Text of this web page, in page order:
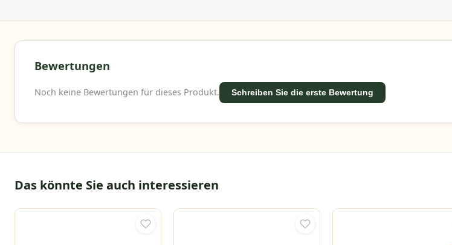
Ihren Außenbereich mit Vertrauen einrichten können.
Bewertungen
Noch keine Bewertungen für dieses Produkt. Schreiben Sie die erste Bewertung
Das könnte Sie auch interessieren